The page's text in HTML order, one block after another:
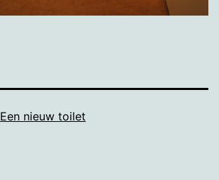
Een nieuw toilet